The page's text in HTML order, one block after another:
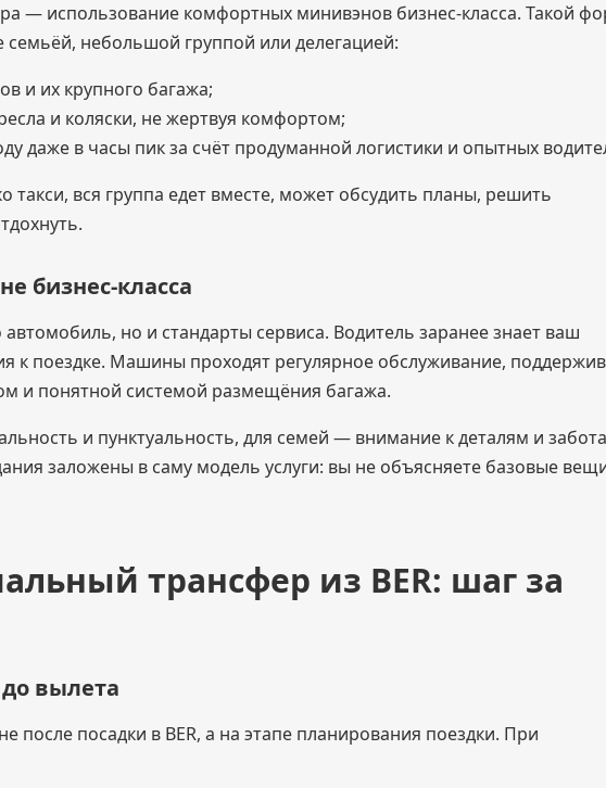
— использование комфортных минивэнов бизнес-класса. Такой
семьёй, небольшой группой или делегацией:
и их крупного багажа;
и коляски, не жертвуя комфортом;
даже в часы пик за счёт продуманной логистики и опытных
такси, вся группа едет вместе, может обсудить планы, решить
бизнес-класса
но и стандарты сервиса. Водитель заранее знает ваш
к поездке. Машины проходят регулярное обслуживание,
и понятной системой размещёния багажа.
и пунктуальность, для семей — внимание к деталям и
заложены в саму модель услуги: вы не объясняете базовые
трансфер из BER: шаг за
вылета
посадки в BER, а на этапе планирования поездки. При